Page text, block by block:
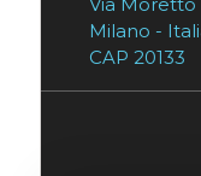
Milano -
CAP 20133